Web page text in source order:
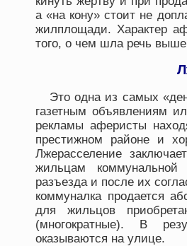
а «на кону» стоит не
жилплощади. Характер
того, о чем шла речь
Это одна из самых
газетным объявлениям
рекламы аферисты
престижном районе и
Лжерасселение
жильцам
разъезда и после их
коммуналка продается
для жильцов
(многократные). В
оказываются на улице.